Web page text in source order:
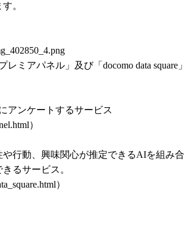
。
ミアパネル」及び「docomo data square」
アンケートするサービス
）
行動、興味関心が推定できるAIを組み合
るサービス。
）